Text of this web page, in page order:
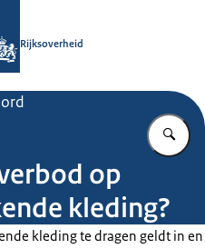
Rijksoverheid
op
kleding?
kleding te dragen geldt in